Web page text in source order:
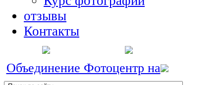
отзывы
Контакты
Объединение Фотоцентр на